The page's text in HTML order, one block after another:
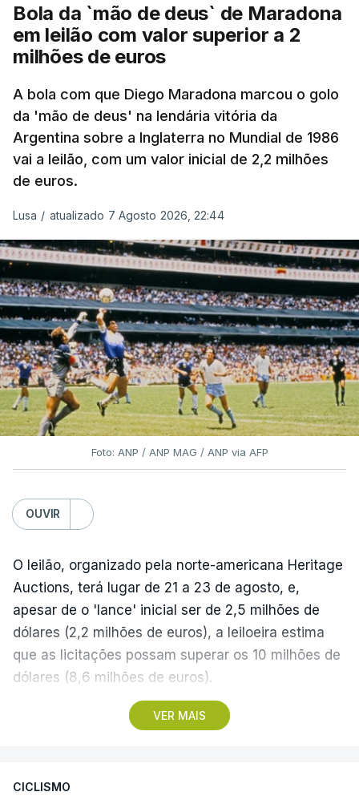
Bola da `mão de deus` de Maradona
em leilão com valor superior a 2
milhões de euros
A bola com que Diego Maradona marcou o golo
da 'mão de deus' na lendária vitória da
Argentina sobre a Inglaterra no Mundial de 1986
vai a leilão, com um valor inicial de 2,2 milhões
de euros.
Lusa / atualizado 7 Agosto 2026, 22:44
Foto: ANP / ANP MAG / ANP via AFP
OUVIR
VER MAIS
O leilão, organizado pela norte-americana Heritage
Auctions, terá lugar de 21 a 23 de agosto, e,
apesar de o 'lance' inicial ser de 2,5 milhões de
dólares (2,2 milhões de euros), a leiloeira estima
que as licitações possam superar os 10 milhões de
dólares (8,6 milhões de euros).
A camisola utilizada pelo astro argentino durante
1986, na Cidade do México, foi vendida por um
CICLISMO